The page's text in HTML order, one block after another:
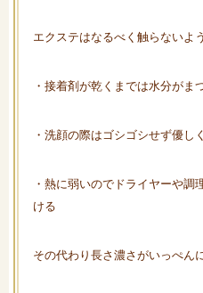
エクステはなるべく触らないよ
・接着剤が乾くまでは水分がま
・洗顔の際はゴシゴシせず優し
・熱に弱いのでドライヤーや
ける
その代わり長さ濃さがいっぺん